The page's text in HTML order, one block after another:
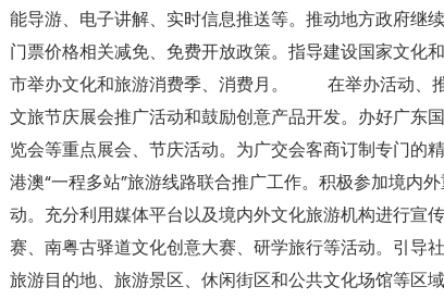
能导游、电子讲解、实时信息推送等。推动地方政府继
门票价格相关减免、免费开放政策。指导建设国家文化
市举办文化和旅游消费季、消费月。 在举办活动、
文旅节庆展会推广活动和鼓励创意产品开发。办好广东
览会等重点展会、节庆活动。为广交会客商订制专门的
港澳“一程多站”旅游线路联合推广工作。积极参加境内
动。充分利用媒体平台以及境内外文化旅游机构进行宣
赛、南粤古驿道文化创意大赛、研学旅行等活动。引导
旅游目的地、旅游景区、休闲街区和公共文化场馆等区